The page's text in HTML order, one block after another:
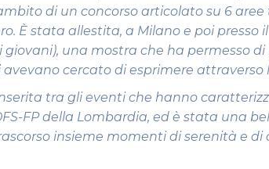
di un concorso articolato su 6
È stata allestita, a Milano e poi presso
giovani), una mostra che ha permesso
avevano cercato di esprimere attraverso
tra gli eventi che hanno
FP della Lombardia, ed è stata una
insieme momenti di serenità e di